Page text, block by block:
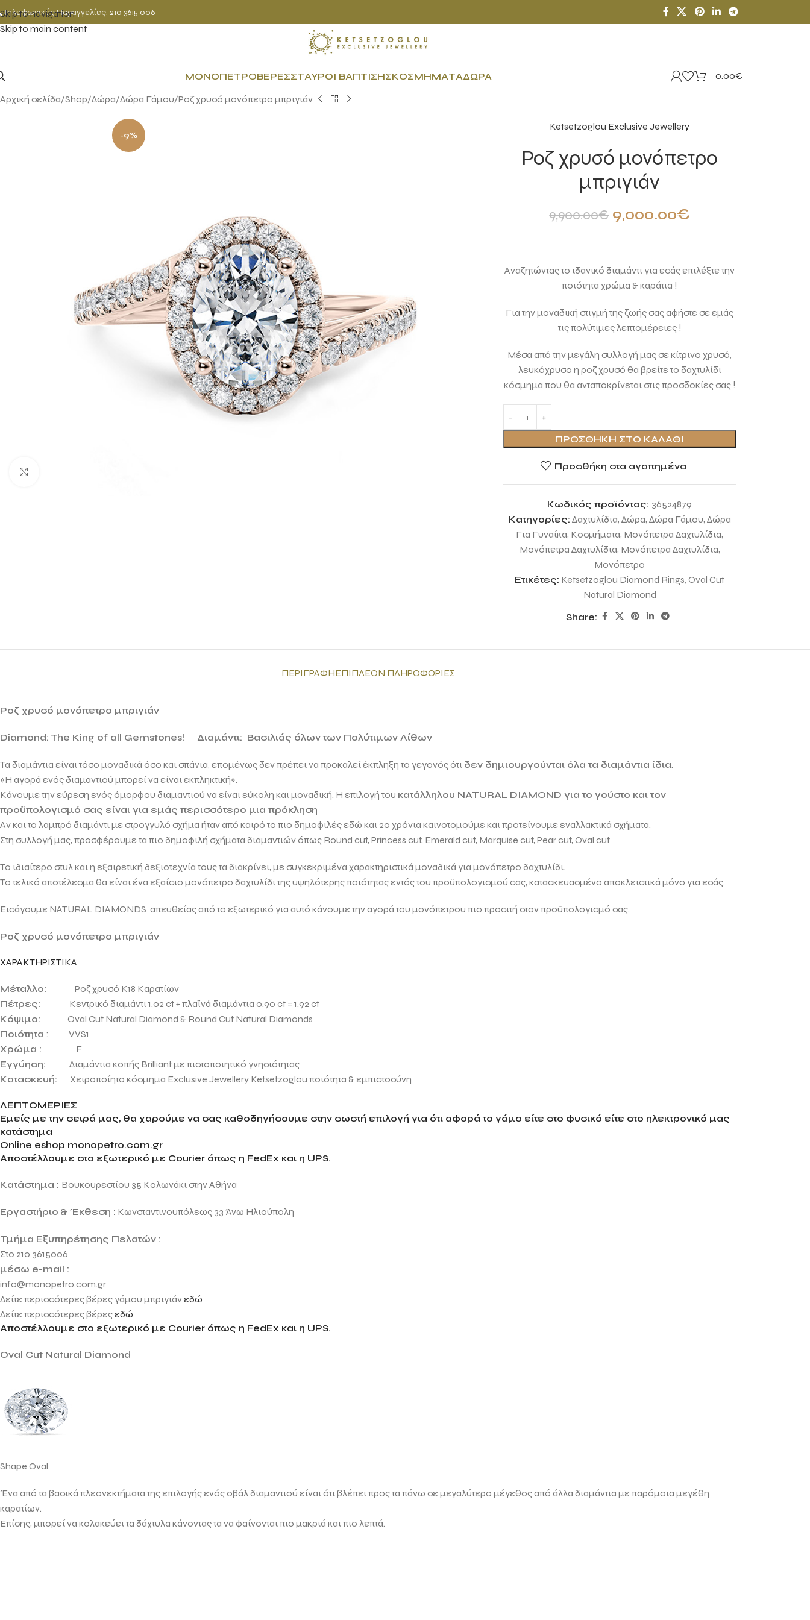
Skip to navigation
Skip to main content
Τηλεφωνικές Παραγγελίες: 210 3615 006
ΜΟΝΌΠΕΤΡΟΒΈΡΕΣΣΤΑΥΡΟΊ ΒΆΠΤΙΣΗΣΚΟΣΜΉΜΑΤΑΔΏΡΑ 0.00€
Αρχική σελίδα Shop Δώρα Δώρα Γάμου Ροζ χρυσό μονόπετρο μπριγιάν
-9%
Ketsetzoglou Exclusive Jewellery
Ροζ χρυσό μονόπετρο
μπριγιάν
9,900.00€ 9,000.00€
Αναζητώντας το ιδανικό διαμάντι για εσάς επιλέξτε την
ποιότητα χρώμα & καράτια !
Για την μοναδική στιγμή της ζωής σας αφήστε σε εμάς
τις πολύτιμες λεπτομέρειες !
Μέσα από την μεγάλη συλλογή μας σε κίτρινο χρυσό,
λευκόχρυσο η ροζ χρυσό θα βρείτε το δαχτυλίδι
κόσμημα που θα ανταποκρίνεται στις προσδοκίες σας !
ΠΡΟΣΘΉΚΗ ΣΤΟ ΚΑΛΆΘΙ
Προσθήκη στα αγαπημένα
Κωδικός προϊόντος: 36524879
Κατηγορίες: Δαχτυλίδια, Δώρα, Δώρα Γάμου, Δώρα
Για Γυναίκα, Κοσμήματα, Μονόπετρα Δαχτυλίδια,
Μονόπετρα Δαχτυλίδια, Μονόπετρα Δαχτυλίδια,
Μονόπετρο
Ετικέτες: Ketsetzoglou Diamond Rings, Oval Cut
Natural Diamond
Share:
ΠΕΡΙΓΡΑΦΉΕΠΙΠΛΈΟΝ ΠΛΗΡΟΦΟΡΊΕΣ
Ροζ χρυσό μονόπετρο μπριγιάν
Diamond: The King of all Gemstones! Διαμάντι: Βασιλιάς όλων των Πολύτιμων Λίθων
Τα διαμάντια είναι τόσο μοναδικά όσο και σπάνια, επομένως δεν πρέπει να προκαλεί έκπληξη το γεγονός ότι δεν δημιουργούνται όλα τα διαμάντια ίδια.
«Η αγορά ενός διαμαντιού μπορεί να είναι εκπληκτική».
Κάνουμε την εύρεση ενός όμορφου διαμαντιού να είναι εύκολη και μοναδική. Η επιλογή του κατάλληλου NATURAL DIAMOND για το γούστο και τον
προϋπολογισμό σας είναι για εμάς περισσότερο μια πρόκληση
Αν και το λαμπρό διαμάντι με στρογγυλό σχήμα ήταν από καιρό το πιο δημοφιλές εδώ και 20 χρόνια καινοτομούμε και προτείνουμε εναλλακτικά σχήματα.
Στη συλλογή μας, προσφέρουμε τα πιο δημοφιλή σχήματα διαμαντιών όπως Round cut, Princess cut, Emerald cut, Marquise cut, Pear cut, Oval cut
Το ιδιαίτερο στυλ και η εξαιρετική δεξιοτεχνία τους τα διακρίνει, με συγκεκριμένα χαρακτηριστικά μοναδικά για μονόπετρο δαχτυλίδι.
Το τελικό αποτέλεσμα θα είναι ένα εξαίσιο μονόπετρο δαχτυλίδι της υψηλότερης ποιότητας εντός του προϋπολογισμού σας, κατασκευασμένο αποκλειστικά μόνο για εσάς.
Εισάγουμε NATURAL DIAMONDS απευθείας από το εξωτερικό για αυτό κάνουμε την αγορά του μονόπετρου πιο προσιτή στον προϋπολογισμό σας.
Ροζ χρυσό μονόπετρο μπριγιάν
ΧΑΡΑΚΤΗΡΙΣΤΙΚΑ
Μέταλλο:
Ροζ χρυσό Κ18 Καρατίων
Πέτρες: Κεντρικό διαμάντι 1.02 ct + πλαϊνά διαμάντια 0.90 ct = 1.92 ct
Κόψιμο: Oval Cut Natural Diamond & Round Cut Natural Diamonds
Ποιότητα : VVS1
Χρώμα : F
Εγγύηση: Διαμάντια κοπής Brilliant με πιστοποιητικό γνησιότητας
Κατασκευή: Χειροποίητο κόσμημα Exclusive Jewellery Ketsetzoglou ποιότητα & εμπιστοσύνη
ΛΕΠΤΟΜΕΡΙΕΣ
Εμείς με την σειρά μας, θα χαρούμε να σας καθοδηγήσουμε στην σωστή επιλογή για ότι αφορά το γάμο είτε στο φυσικό είτε στο ηλεκτρονικό μας
κατάστημα
Online eshop monopetro.com.gr
Αποστέλλουμε στο εξωτερικό με Courier όπως η FedEx και η UPS.
Κατάστημα : Βουκουρεστίου 35 Κολωνάκι στην Αθήνα
Εργαστήριο & Έκθεση : Κωνσταντινουπόλεως 33 Άνω Ηλιούπολη
Τμήμα Εξυπηρέτησης Πελατών :
Στο 210 3615006
μέσω e-mail :
info@monopetro.com.gr
Δείτε περισσότερες βέρες γάμου μπριγιάνεδώ
Δείτε περισσότερες βέρεςεδώ
Αποστέλλουμε στο εξωτερικό με Courier όπως η FedEx και η UPS.
Oval Cut Natural Diamond
Shape Oval
Ένα από τα βασικά πλεονεκτήματα της επιλογής ενός οβάλ διαμαντιού είναι ότι βλέπει προς τα πάνω σε μεγαλύτερο μέγεθος από άλλα διαμάντια με παρόμοια μεγέθη
καρατίων.
Επίσης, μπορεί να κολακεύει τα δάχτυλα κάνοντας τα να φαίνονται πιο μακριά και πιο λεπτά.